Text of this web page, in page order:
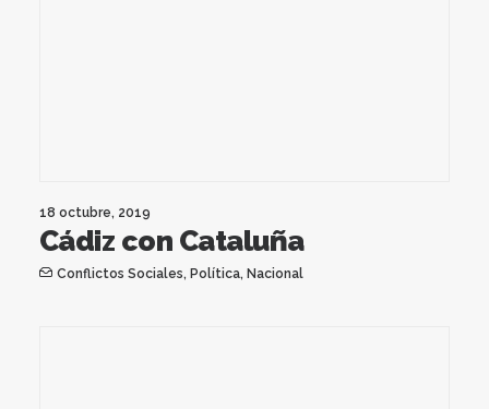
18 octubre, 2019
Cádiz con Cataluña
Conflictos Sociales, Política, Nacional